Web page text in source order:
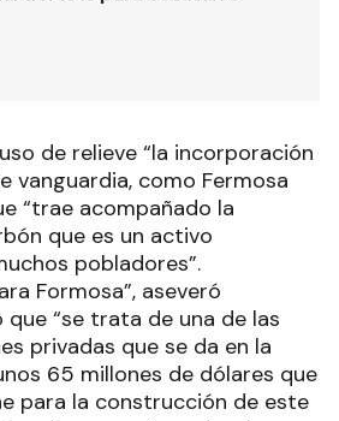
de relieve “la incorporación
vanguardia, como Fermosa
“trae acompañado la
que es un activo
pobladores”.
Formosa”, aseveró
“se trata de una de las
privadas que se da en la
65 millones de dólares que
para la construcción de este